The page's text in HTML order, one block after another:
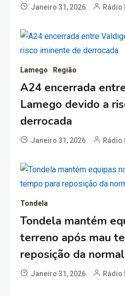
Janeiro 31, 2026 Rádio
Lamego Região
A24 encerrada
Lamego devido a
derrocada
Janeiro 31, 2026 Rádio
Tondela
Tondela mantém
terreno após mau
reposição da
Janeiro 31, 2026 Rádio